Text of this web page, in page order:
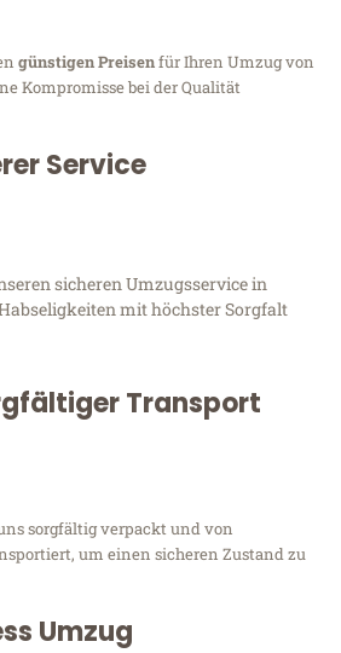
günstigen Preisenfür Ihren Umzug von
Kompromisse bei der Qualität
Service
sicheren Umzugsservice in
mit höchster Sorgfalt
Transport
sorgfältig verpackt und von
um einen sicheren Zustand zu
Umzug